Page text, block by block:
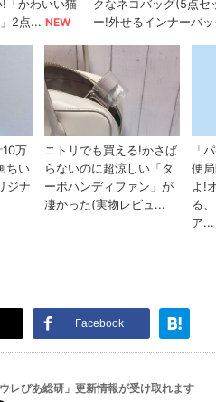
Facebook
レぴあ総研」更新情報が受け取れます